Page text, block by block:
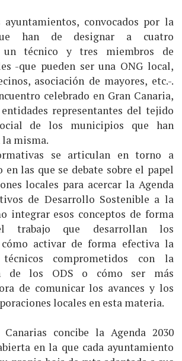
convocados por la
han de designar a cuatro
un técnico y tres miembros de
-que pueden ser una ONG local,
asociación de mayores, etc.-.
celebrado en Gran Canaria,
representantes del tejido
de los municipios que han
misma.
se articulan en torno a
en las que se debate sobre el papel
locales para acercar la Agenda
de Desarrollo Sostenible a la
integrar esos conceptos de forma
trabajo que desarrollan los
cómo activar de forma efectiva la
comprometidos con la
de los ODS o cómo ser más
de comunicar los avances y los
locales en esta materia.
concibe la Agenda 2030
en la que cada ayuntamiento